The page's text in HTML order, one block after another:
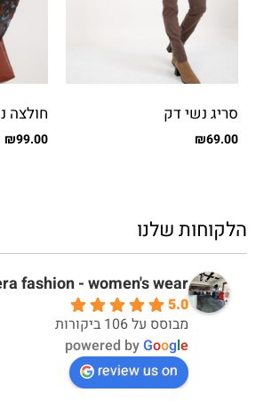
סריג נשי דק
₪69.00
חולצה
שיפון₪99.00
הלקוחות שלנו
fashion - women's wear
5.0
מבוסס על 106 ביקורות
powered byGoogle
review us on